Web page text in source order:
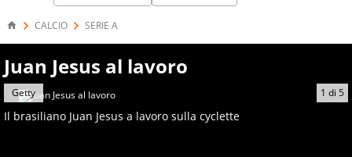
CALCIO SERIE A
Juan Jesus al lavoro
1 di 5
Getty
Il brasiliano Juan Jesus a lavoro sulla cyclette